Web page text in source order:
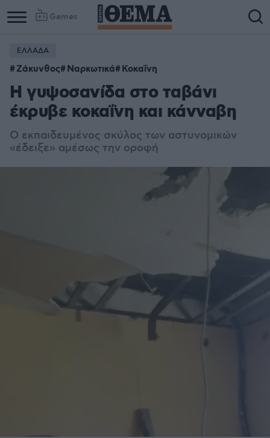
Games
ΕΛΛΑΔΑ
Ζάκυνθος Ναρκωτικά Κοκαΐνη
Η γυψοσανίδα στο ταβάνι
έκρυβε κοκαΐνη και κάνναβη
Ο εκπαιδευμένος σκύλος των αστυνομικών
«έδειξε» αμέσως την οροφή